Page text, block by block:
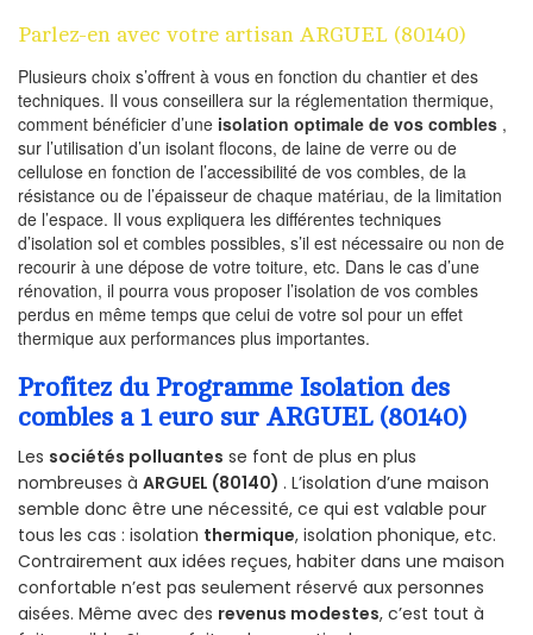
Parlez-en avec votre artisan ARGUEL (80140)
Plusieurs choix s’offrent à vous en fonction du chantier et des
techniques. Il vous conseillera sur la réglementation thermique,
comment bénéficier d’une isolation optimale de vos combles ,
sur l’utilisation d’un isolant flocons, de laine de verre ou de
cellulose en fonction de l’accessibilité de vos combles, de la
résistance ou de l’épaisseur de chaque matériau, de la limitation
de l’espace. Il vous expliquera les différentes techniques
d’isolation sol et combles possibles, s’il est nécessaire ou non de
recourir à une dépose de votre toiture, etc. Dans le cas d’une
rénovation, il pourra vous proposer l’isolation de vos combles
perdus en même temps que celui de votre sol pour un effet
thermique aux performances plus importantes.
Profitez du Programme Isolation des
combles a 1 euro sur ARGUEL (80140)
Les sociétés polluantes se font de plus en plus
nombreuses à ARGUEL (80140) . L’isolation d’une maison
semble donc être une nécessité, ce qui est valable pour
tous les cas : isolation thermique, isolation phonique, etc.
Contrairement aux idées reçues, habiter dans une maison
confortable n’est pas seulement réservé aux personnes
aisées. Même avec des revenus modestes, c’est tout à